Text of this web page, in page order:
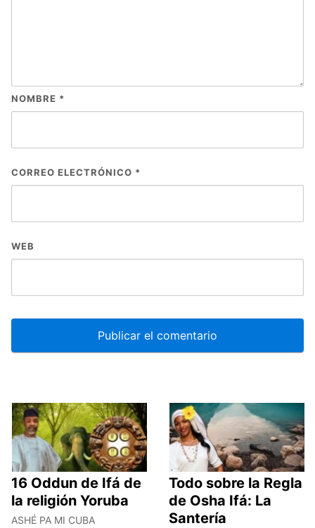
NOMBRE *
CORREO ELECTRÓNICO *
WEB
16 Oddun de Ifá de
la religión Yoruba
ASHÉ PA MI CUBA
Todo sobre la Regla
de Osha Ifá: La
Santería